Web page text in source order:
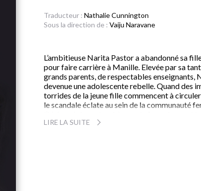
Traducteur : Nathalie Cunnington
Sous la direction de : Vaiju Naravane
L’ambitieuse Narita Pastor a abandonné sa
pour faire carrière à Manille. Elevée par sa
grands parents, de respectables enseignants,
devenue une adolescente rebelle. Quand des
torrides de la jeune fille commencent à
le scandale éclate au sein de la communauté
alors de voler au secours de son enfant perdue.
LIRE LA SUITE